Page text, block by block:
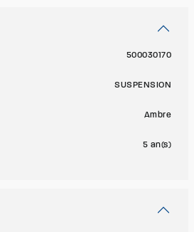
500030170
SUSPENSION
Ambre
5 an(s)